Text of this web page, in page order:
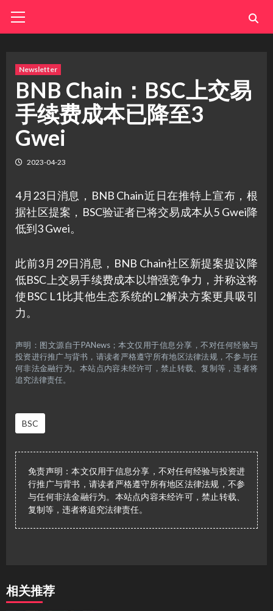
Menu
Newsletter
BNB Chain：BSC上交易
手续费成本已降至3
Gwei
2023-04-23
4月23日消息，BNB Chain近日在推特上宣布，根
据社区提案，BSC验证者已将交易成本从5 Gwei降
低到3 Gwei。
此前3月29日消息，BNB Chain社区新提案提议降
低BSC上交易手续费成本以增强竞争力，并称这将
使BSC L1比其他生态系统的L2解决方案更具吸引
力。
声明：图文源自于PANews；本文仅用于信息分享，不对任何经验与
投资进行推广与背书，请读者严格遵守所有地区法律法规，不参与任
何非法金融行为。本站点内容未经许可，禁止转载、复制等，违者将
追究法律责任。
BSC
免责声明：本文仅用于信息分享，不对任何经验与投资进
行推广与背书，请读者严格遵守所有地区法律法规，不参
与任何非法金融行为。本站点内容未经许可，禁止转载、
复制等，违者将追究法律责任。
相关推荐